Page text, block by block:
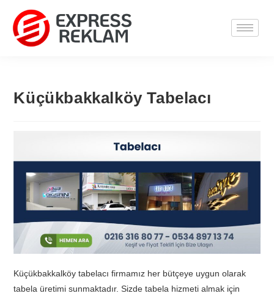
Küçükbakkalköy Tabelacı
Küçükbakkalköy tabelacı firmamız her bütçeye uygun olarak
tabela üretimi sunmaktadır. Sizde tabela hizmeti almak için